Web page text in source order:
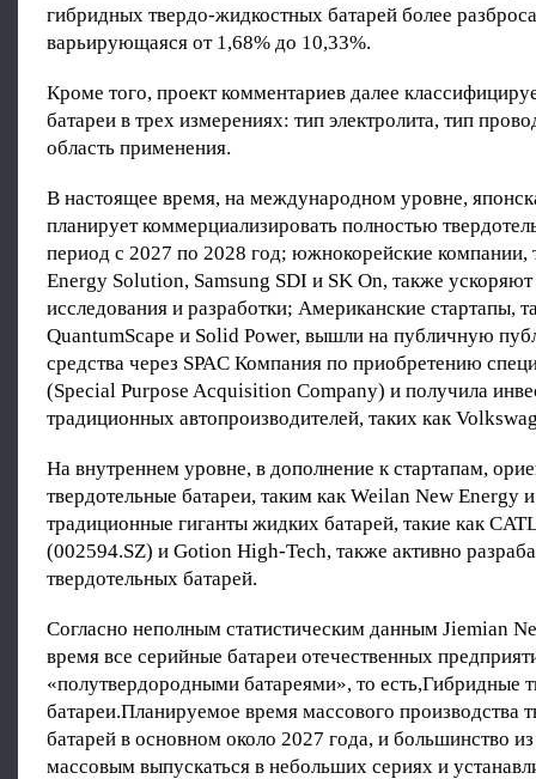
гибридных твердо-жидкостных батарей более
варьирующаяся от 1,68% до 10,33%.
Кроме того, проект комментариев далее
батареи в трех измерениях: тип электролита, тип
область применения.
В настоящее время, на международном уровне,
планирует коммерциализировать полностью
период с 2027 по 2028 год; южнокорейские компании,
Energy Solution, Samsung SDI и SK On, также ускоряют
исследования и разработки; Американские стартапы,
QuantumScape и Solid Power, вышли на публичную
средства через SPAC Компания по приобретению
(Special Purpose Acquisition Company) и получила
традиционных автопроизводителей, таких как
На внутреннем уровне, в дополнение к стартапам,
твердотельные батареи, таким как Weilan New Energy
традиционные гиганты жидких батарей, такие как
(002594.SZ) и Gotion High-Tech, также активно
твердотельных батарей.
Согласно неполным статистическим данным Jiemian
время все серийные батареи отечественных
«полутвердородными батареями», то есть,Гибридные
батареи.Планируемое время массового производства
батарей в основном около 2027 года, и большинство
массовым выпускаться в небольших сериях и